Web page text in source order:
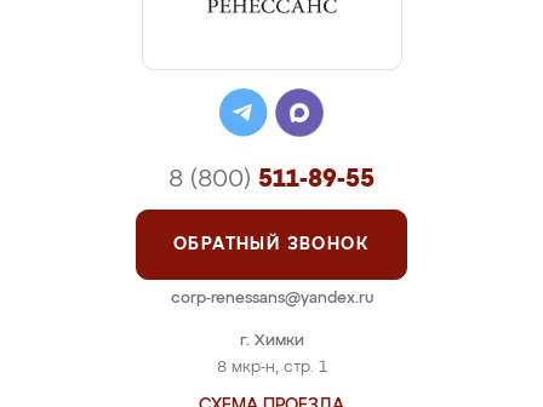
г. Химки
8 мкр-н, стр. 1
8 (800) 511-89-55
ОБРАТНЫЙ ЗВОНОК
corp-renessans@yandex.ru